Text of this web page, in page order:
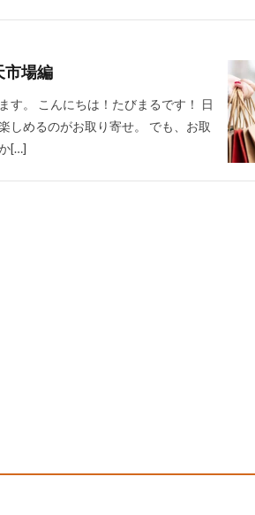
市場編
。 こんにちは！たびまるです！ 日
しめるのがお取り寄せ。 でも、お取
[…]